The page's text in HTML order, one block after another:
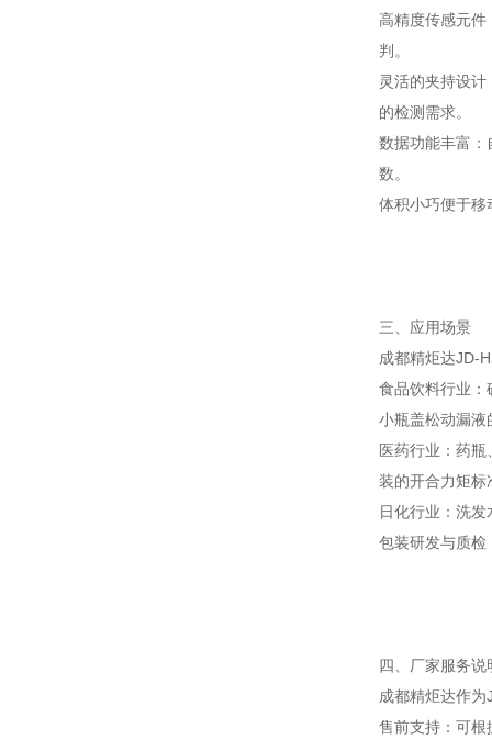
高精度传感元件
判。
灵活的夹持设
的检测需求。
数据功能丰富：
数。
体积小巧便于移
三、应用场景
成都精炬达JD-
食品饮料行业：
小瓶盖松动漏液
医药行业：药
装的开合力矩标
日化行业：洗
包装研发与质检
四、厂家服务说
成都精炬达作
售前支持：可根